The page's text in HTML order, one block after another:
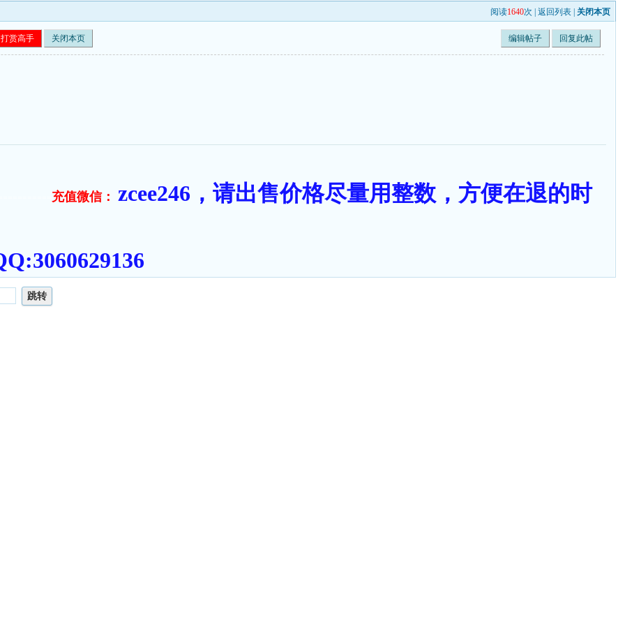
阅读1640次 |返回列表 关闭本页
打赏高手 关闭本页 编辑帖子 回复此帖
充值微信： zcee246，请出售价格尽量用整数，方便在退的时
跳转